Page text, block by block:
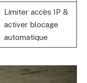
Limiter accès IP &
activer blocage
automatique